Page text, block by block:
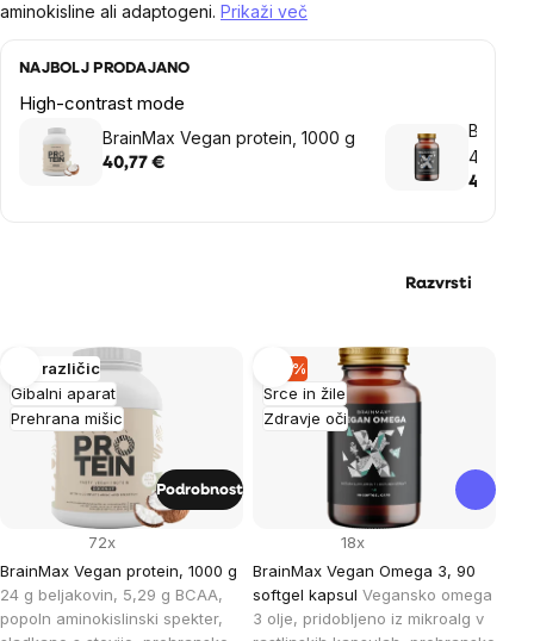
aminokisline ali adaptogeni. Prikaži več
NAJBOLJ PRODAJANO
High-contrast mode
BrainMax Vegan protein, 1000 g
40,77 €
4000
40,77 €
Razvrsti
List
of
products
Gibalni aparat
Prehrana mišic
Več različic
BrainMax Vegan protein, 1000 g
24 g beljakovin, 5,29 g BCAA,
popoln aminokislinski spekter,
72x
Podrobnost
Srce in žile
Zdravje oči
–15 %
BrainMax Vegan Omega 3, 90
softgel kapsul Vegansko omega
3 olje, pridobljeno iz mikroalg v
18x